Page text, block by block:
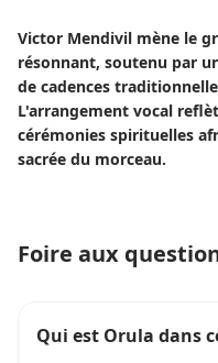
Victor Mendivil mène le
résonnant, soutenu par
de cadences
L'arrangement vocal
cérémonies spirituelles
sacrée du morceau.
Foire aux
Qui est Orula dans